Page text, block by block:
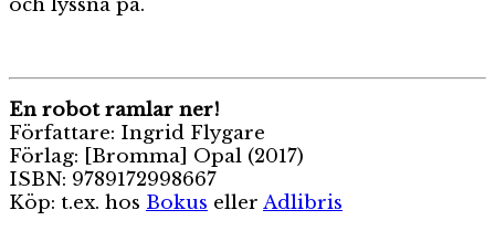
och lyssna på.
En robot ramlar ner!
Författare: Ingrid Flygare
Förlag: [Bromma] Opal (2017)
ISBN: 9789172998667
Köp: t.ex. hos Bokus eller Adlibris